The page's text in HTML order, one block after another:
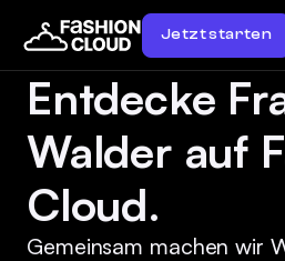
Jetzt starten
Entdecke
Walder auf
Cloud.
Gemeinsam machen wir